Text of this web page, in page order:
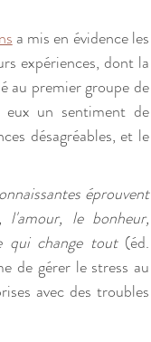
a mis en évidence les
expériences, dont la
au premier groupe de
un sentiment de
désagréables, et le
éprouvent
l'amour, le bonheur,
qui change tout (éd.
de gérer le stress au
avec des troubles